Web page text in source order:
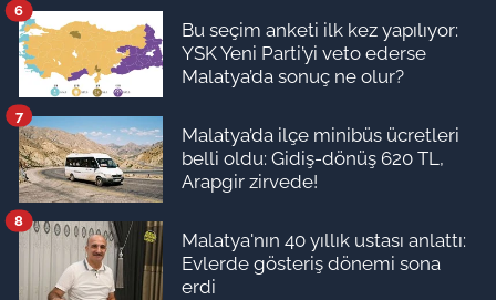
Bu seçim anketi ilk kez yapılıyor:
YSK Yeni Parti’yi veto ederse
Malatya’da sonuç ne olur?
6
Malatya’da ilçe minibüs ücretleri
belli oldu: Gidiş-dönüş 620 TL,
Arapgir zirvede!
7
Malatya'nın 40 yıllık ustası anlattı:
Evlerde gösteriş dönemi sona
erdi
8